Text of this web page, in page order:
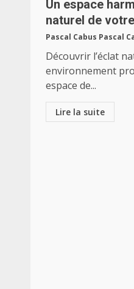
Un espace
naturel de
Pascal Cabus Pascal
Découvrir l’éclat
environnement
espace de...
Lire la suite